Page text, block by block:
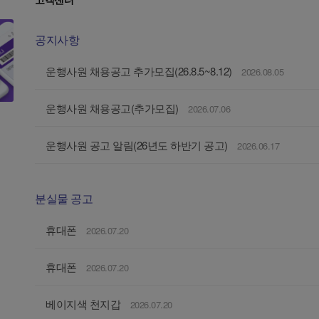
공지사항
운행사원 채용공고 추가모집(26.8.5~8.12) 2026.08.05
운행사원 채용공고(추가모집) 2026.07.06
운행사원 공고 알림(26년도 하반기 공고) 2026.06.17
분실물 공고
휴대폰 2026.07.20
휴대폰 2026.07.20
베이지색 천지갑 2026.07.20